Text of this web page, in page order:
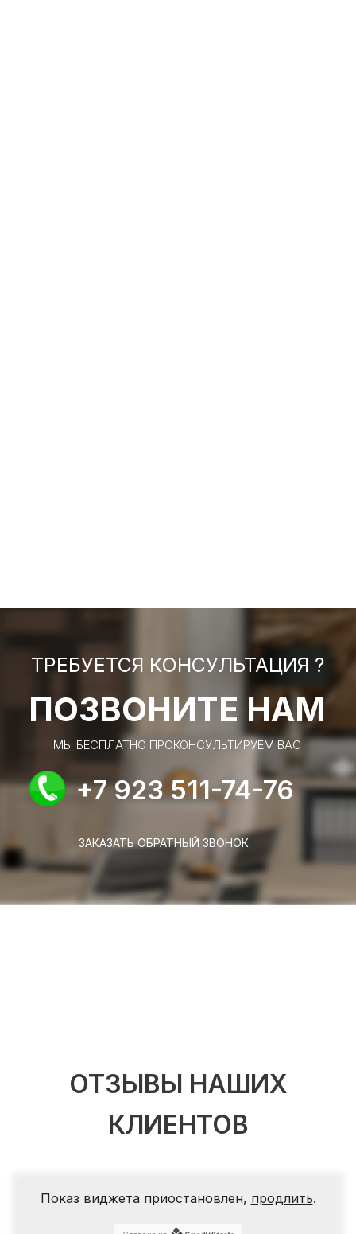
ТРЕБУЕТСЯ КОНСУЛЬТАЦИЯ ?
ПОЗВОНИТЕ НАМ
МЫ БЕСПЛАТНО ПРОКОНСУЛЬТИРУЕМ ВАС
+7 923 511-74-76
ЗАКАЗАТЬ ОБРАТНЫЙ ЗВОНОК
ОТЗЫВЫ НАШИХ
КЛИЕНТОВ
Показ виджета приостановлен, продлить.